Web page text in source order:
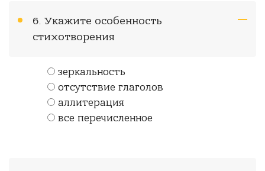
6. Укажите особенность
стихотворения
зеркальность
отсутствие глаголов
аллитерация
все перечисленное